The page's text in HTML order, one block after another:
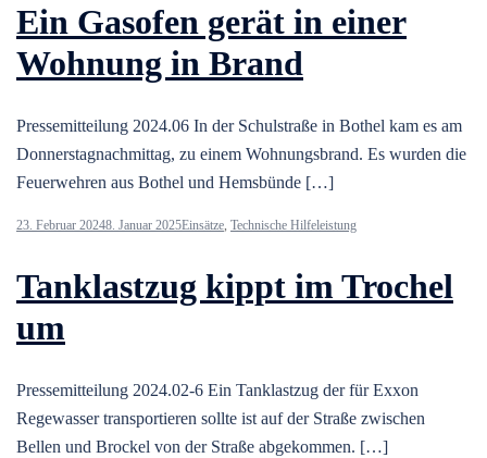
Ein Gasofen gerät in einer
Wohnung in Brand
Pressemitteilung 2024.06 In der Schulstraße in Bothel kam es am
Donnerstagnachmittag, zu einem Wohnungsbrand. Es wurden die
Feuerwehren aus Bothel und Hemsbünde […]
23. Februar 20248. Januar 2025Einsätze, Technische Hilfeleistung
Tanklastzug kippt im Trochel
um
Pressemitteilung 2024.02-6 Ein Tanklastzug der für Exxon
Regewasser transportieren sollte ist auf der Straße zwischen
Bellen und Brockel von der Straße abgekommen. […]